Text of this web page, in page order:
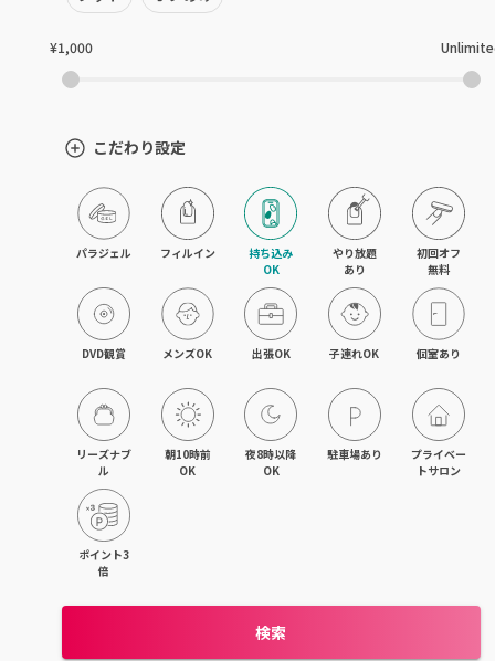
四街道・都賀
木更津・君津
八幡宿・五井・姉ヶ崎
成田・佐倉・ユーカリが丘
銚子・旭
茂原・東金・成東
稲毛・稲毛海岸
¥1,000
こだわり設定
パラジェル フィルイン
持ち込み
OK
やり放題
あり
初回オフ
無料
DVD観賞 メンズOK 出張OK 子連れOK 個室あり
リーズナブ
ル
朝10時前
OK
夜8時以降
OK
駐車場あり
プライベー
トサロン
ポイント3
倍
検索